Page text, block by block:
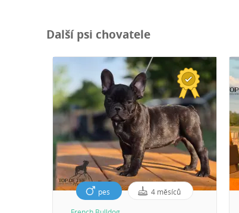
Další psi chovatele
pes 4 měsíců